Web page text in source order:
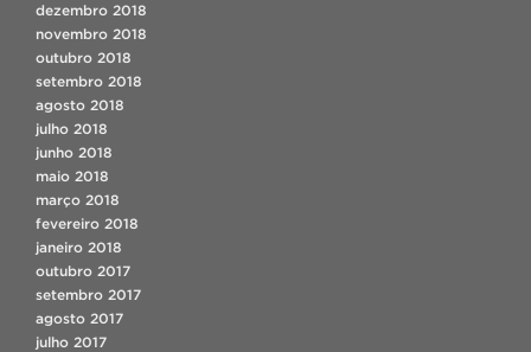
dezembro 2018
novembro 2018
outubro 2018
setembro 2018
agosto 2018
julho 2018
junho 2018
maio 2018
março 2018
fevereiro 2018
janeiro 2018
outubro 2017
setembro 2017
agosto 2017
julho 2017